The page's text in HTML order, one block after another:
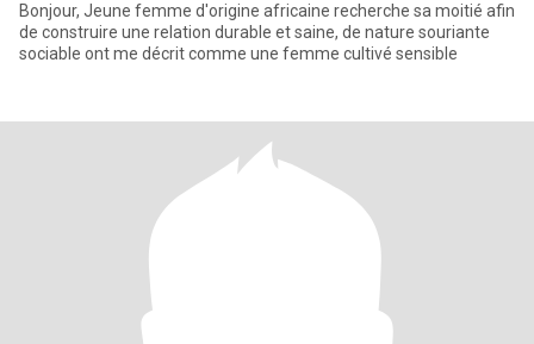
Bonjour, Jeune femme d'origine africaine recherche sa moitié afin
de construire une relation durable et saine, de nature souriante
sociable ont me décrit comme une femme cultivé sensible